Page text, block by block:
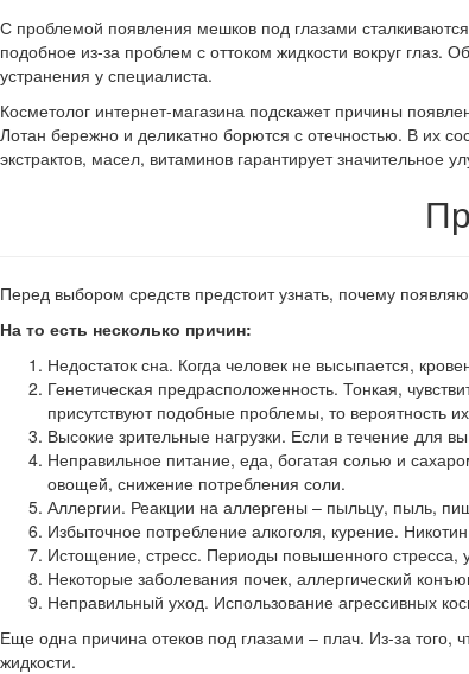
С проблемой появления мешков под глазами
подобное из-за проблем с оттоком жидкости вокруг
устранения у специалиста.
Косметолог интернет-магазина подскажет причины
Лотан бережно и деликатно борются с отечностью. В их
экстрактов, масел, витаминов гарантирует значительное
Перед выбором средств предстоит узнать, почему
На то есть несколько причин:
Недостаток сна. Когда человек не высыпается,
Генетическая предрасположенность. Тонкая,
присутствуют подобные проблемы, то вероятность
Высокие зрительные нагрузки. Если в течение для
Неправильное питание, еда, богатая солью и
овощей, снижение потребления соли.
Аллергии. Реакции на аллергены – пыльцу, пыль,
Избыточное потребление алкоголя, курение.
Истощение, стресс. Периоды повышенного стресса,
Некоторые заболевания почек, аллергический
Неправильный уход. Использование агрессивных
Еще одна причина отеков под глазами – плач. Из-за того,
жидкости.